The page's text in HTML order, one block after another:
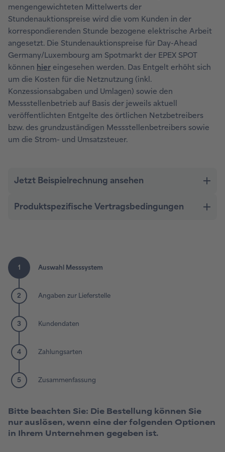
mengengewichteten Mittelwerts der
Stundenauktionspreise wird die vom Kunden in der
korrespondierenden Stunde bezogene elektrische Arbeit
angesetzt. Die Stundenauktionspreise für Day-Ahead
Germany/Luxembourg am Spotmarkt der EPEX SPOT
können hier eingesehen werden. Das Entgelt erhöht sich
um die Kosten für die Netznutzung (inkl.
Konzessionsabgaben und Umlagen) sowie den
Messstellenbetrieb auf Basis der jeweils aktuell
veröffentlichten Entgelte des örtlichen Netzbetreibers
bzw. des grundzuständigen Messstellenbetreibers sowie
um die Strom- und Umsatzsteuer.
Bitte beachten Sie: Die Bestellung können Sie
nur auslösen, wenn eine der folgenden Optionen
in Ihrem Unternehmen gegeben ist.